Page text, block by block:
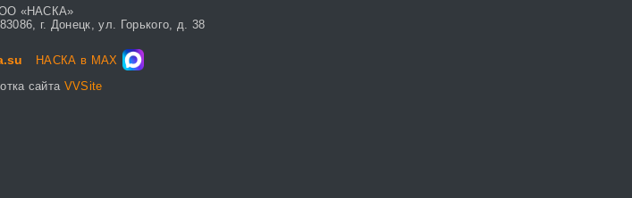
«НАСКА»
г. Донецк, ул. Горького, д. 38
НАСКА в MAX
сайта VVSite